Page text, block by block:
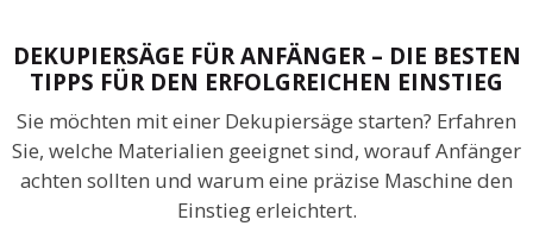
DEKUPIERSÄGE FÜR ANFÄNGER – DIE BESTEN
TIPPS FÜR DEN ERFOLGREICHEN EINSTIEG
Sie möchten mit einer Dekupiersäge starten? Erfahren
Sie, welche Materialien geeignet sind, worauf Anfänger
achten sollten und warum eine präzise Maschine den
Einstieg erleichtert.